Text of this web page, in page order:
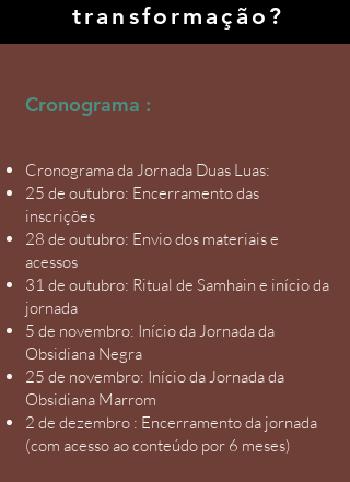
transformação?
Cronograma :
Cronograma da Jornada Duas Luas:
25 de outubro: Encerramento das
inscrições
28 de outubro: Envio dos materiais e
acessos
31 de outubro: Ritual de Samhain e início da
jornada
5 de novembro: Início da Jornada da
Obsidiana Negra
25 de novembro: Início da Jornada da
Obsidiana Marrom
2 de dezembro : Encerramento da jornada
(com acesso ao conteúdo por 6 meses)